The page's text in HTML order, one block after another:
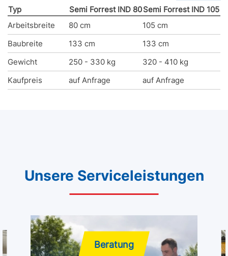
Typ Semi Forrest IND 80Semi Forrest IND 105
Arbeitsbreite
80 cm
105 cm
Baubreite
133 cm
133 cm
Gewicht
250 - 330 kg
320 - 410 kg
Kaufpreis
auf Anfrage auf Anfrage
Unsere Serviceleistungen
Beratung